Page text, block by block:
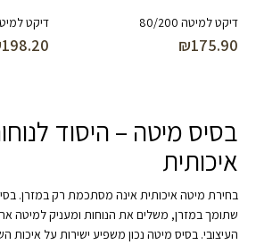
דיקט למיטה 80/200
₪175.90
דיקט למיטה 90/
198.20
בסיס מיטה – היסוד
איכותית
בחירת מיטה איכותית אינה מסתכמת רק במזרן.
שתומך במזרן, משלים את הנוחות ומעניק למיטה
העיצובי. בסיס מיטה נכון משפיע ישירות על איכות